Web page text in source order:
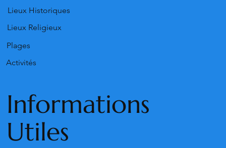
Lieux Historiques
Lieux Religieux
Plages
Activités
Informations
Utiles